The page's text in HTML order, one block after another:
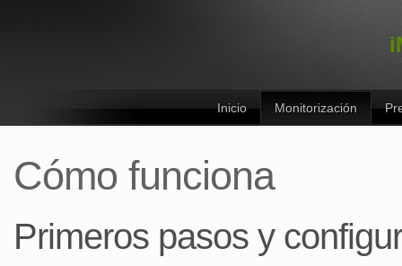
Inicio Monitorización
Cómo funciona
Primeros pasos y